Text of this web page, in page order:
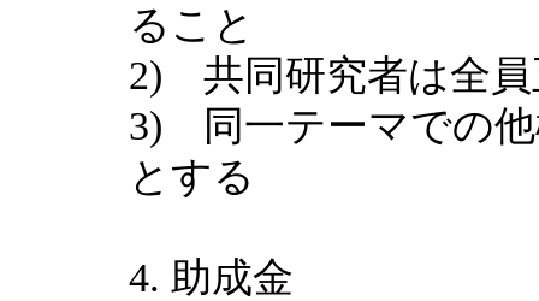
ること
2) 共同研究者は全員
3) 同一テーマでの他
とする
4. 助成金